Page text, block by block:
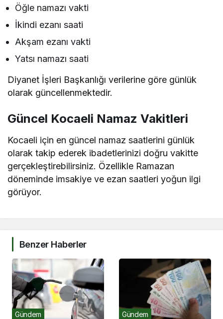
Öğle namazı vakti
İkindi ezanı saati
Akşam ezanı vakti
Yatsı namazı saati
Diyanet İşleri Başkanlığı verilerine göre günlük
olarak güncellenmektedir.
Güncel Kocaeli Namaz Vakitleri
Kocaeli için en güncel namaz saatlerini günlük
olarak takip ederek ibadetlerinizi doğru vakitte
gerçekleştirebilirsiniz. Özellikle Ramazan
döneminde imsakiye ve ezan saatleri yoğun ilgi
görüyor.
Benzer Haberler
Gündem Gündem